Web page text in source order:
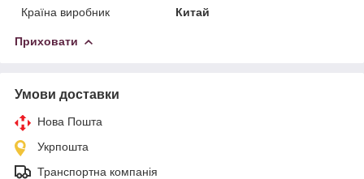
Країна виробник
Китай
Приховати
Умови доставки
Нова Пошта
Укрпошта
Транспортна компанія